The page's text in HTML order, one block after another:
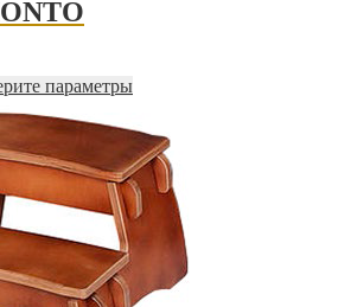
параметрыЭтот
имеет
несколько
вариаций.
Опции
можно
выбрать
на
странице
товара.